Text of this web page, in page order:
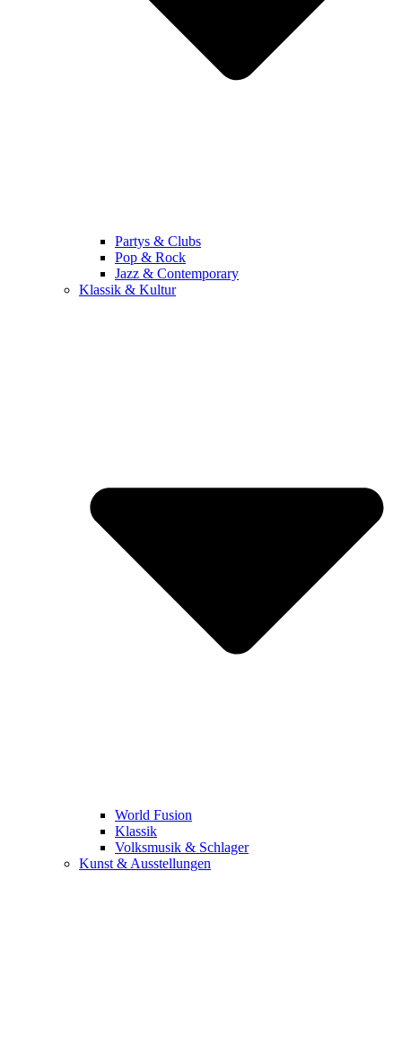
Partys & Clubs
Pop & Rock
Jazz & Contemporary
Klassik & Kultur
World Fusion
Klassik
Volksmusik & Schlager
Kunst & Ausstellungen